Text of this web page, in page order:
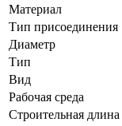
Материал
Тип присоединения
Диаметр
Тип
Вид
Рабочая среда
Строительная длина